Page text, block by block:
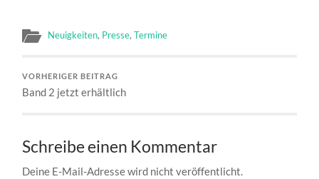
Neuigkeiten, Presse,Termine
VORHERIGER BEITRAG
Band 2 jetzt erhältlich
Schreibe einen Kommentar
Deine E-Mail-Adresse wird nicht veröffentlicht.